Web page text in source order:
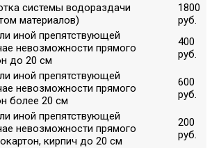
системы водораздачи
материалов)
1800
руб.
иной препятствующей
невозможности прямого
до 20 см
400
руб.
иной препятствующей
невозможности прямого
более 20 см
600
руб.
иной препятствующей
невозможности прямого
кирпич до 20 см
200
руб.